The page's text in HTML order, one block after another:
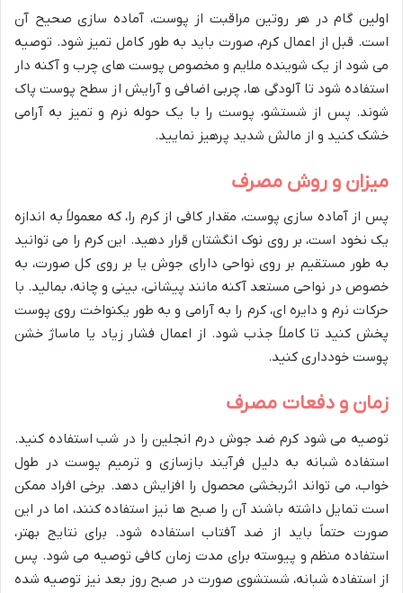
اولین گام در هر روتین مراقبت از پوست، آماده سازی صحیح آن
است. قبل از اعمال کرم، صورت باید به طور کامل تمیز شود. توصیه
می شود از یک شوینده ملایم و مخصوص پوست های چرب و آکنه دار
استفاده شود تا آلودگی ها، چربی اضافی و آرایش از سطح پوست پاک
شوند. پس از شستشو، پوست را با یک حوله نرم و تمیز به آرامی
خشک کنید و از مالش شدید پرهیز نمایید.
میزان و روش مصرف
پس از آماده سازی پوست، مقدار کافی از کرم را، که معمولاً به اندازه
یک نخود است، بر روی نوک انگشتان قرار دهید. این کرم را می توانید
به طور مستقیم بر روی نواحی دارای جوش یا بر روی کل صورت، به
خصوص در نواحی مستعد آکنه مانند پیشانی، بینی و چانه، بمالید. با
حرکات نرم و دایره ای، کرم را به آرامی و به طور یکنواخت روی پوست
پخش کنید تا کاملاً جذب شود. از اعمال فشار زیاد یا ماساژ خشن
پوست خودداری کنید.
زمان و دفعات مصرف
توصیه می شود کرم ضد جوش درم انجلین را در شب استفاده کنید.
استفاده شبانه به دلیل فرآیند بازسازی و ترمیم پوست در طول
خواب، می تواند اثربخشی محصول را افزایش دهد. برخی افراد ممکن
است تمایل داشته باشند آن را صبح ها نیز استفاده کنند، اما در این
صورت حتماً باید از ضد آفتاب استفاده شود. برای نتایج بهتر،
استفاده منظم و پیوسته برای مدت زمان کافی توصیه می شود. پس
از استفاده شبانه، شستشوی صورت در صبح روز بعد نیز توصیه شده